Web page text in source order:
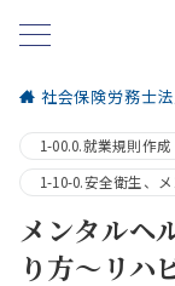
社会保険労務士
1-00.0.就業規則作成
1-10-0.安全衛生、
メンタルヘ
り方～リハ